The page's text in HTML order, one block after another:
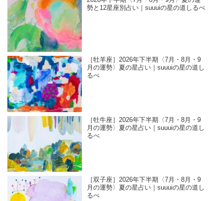
勢と12星座別占い｜suuuiの星の道しるべ
［牡羊座］2026年下半期〈7月・8月・9
月の運勢〉夏の星占い｜suuuiの星の道し
るべ
［牡牛座］2026年下半期〈7月・8月・9
月の運勢〉夏の星占い｜suuuiの星の道し
るべ
［双子座］2026年下半期〈7月・8月・9
月の運勢〉夏の星占い｜suuuiの星の道し
るべ